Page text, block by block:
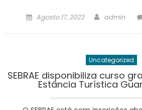
Posted
Agosto 17, 2023 Author
admin
Uncategorized
SEBRAE disponibiliza curso
Estância Turística